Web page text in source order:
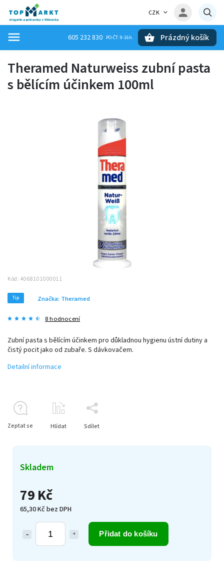
CZK
605 232 830 Prázdný košík
Theramed Naturweiss zubní pasta
s bělícím účinkem 100ml
Kód: 4068101000011
Tip
8 hodnocení
Značka: Theramed
79 Kč
65,30 Kč bez DPH
Přidat do košíku
Skladem
Zubní pasta s bělícím účinkem pro důkladnou hygienu ústní dutiny a
čistý pocit jako od zubaře. S dávkovačem.
Detailní informace
Zeptat se Hlídat Sdílet